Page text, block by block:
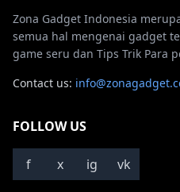
Zona Gadget Indonesia
semua hal mengenai gadget
game seru dan Tips Trik Para
Contact us:
FOLLOW US
f x ig vk